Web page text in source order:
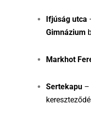
Ifjúság utca
Gimnázium
Markhot
Sertekapu–